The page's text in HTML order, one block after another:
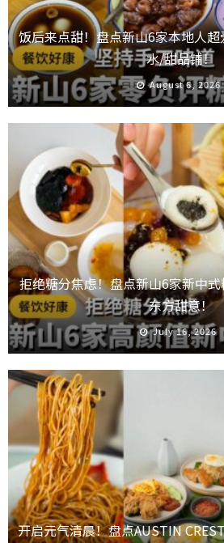
饭后来点甜！盘点新山6家本地人
水/甜品铺！
August 6, 2026
拒绝糖分焦虑！盘点新山6家新中
东方甜意！
July 16, 2026
开启元气清晨！盘点AUSTIN